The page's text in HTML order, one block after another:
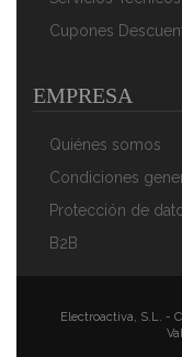
Florina Bono
Cupones
EMPRESA
Quiénes somos
Condiciones
Protección de
B2B
Electroactiva, S.L. -